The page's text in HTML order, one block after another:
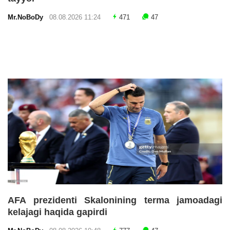
Mr.NoBoDy 08.08.2026 11:24 471 47
AFA prezidenti Skalonining terma jamoadagi
kelajagi haqida gapirdi